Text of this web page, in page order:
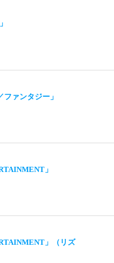
ァンタジー」
」
」（リズ